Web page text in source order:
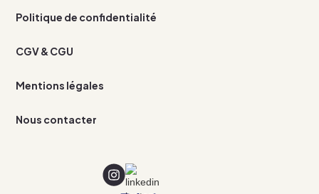
Politique de confidentialité
CGV & CGU
Mentions légales
Nous contacter